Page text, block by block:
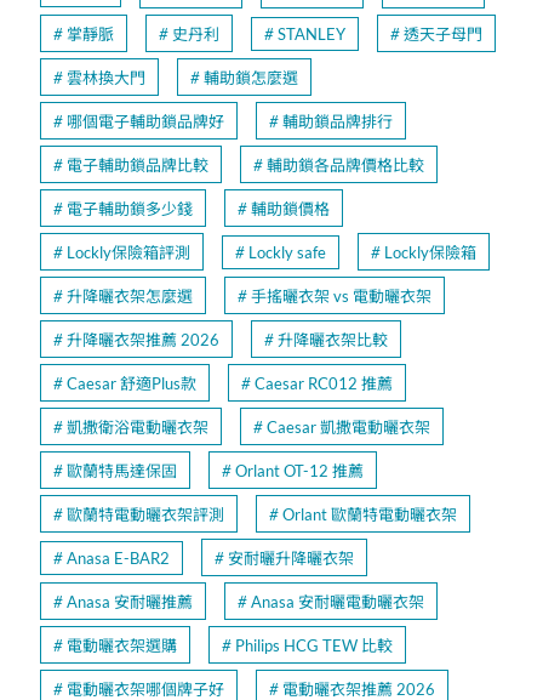
掌靜脈 史丹利 STANLEY 透天子母門
雲林換大門 輔助鎖怎麼選
哪個電子輔助鎖品牌好 輔助鎖品牌排行
電子輔助鎖品牌比較 輔助鎖各品牌價格比較
電子輔助鎖多少錢 輔助鎖價格
Lockly保險箱評測 Lockly safe Lockly保險箱
升降曬衣架怎麼選 手搖曬衣架 vs 電動曬衣架
升降曬衣架推薦 2026 升降曬衣架比較
Caesar 舒適Plus款 Caesar RC012 推薦
凱撒衛浴電動曬衣架 Caesar 凱撒電動曬衣架
歐蘭特馬達保固 Orlant OT-12 推薦
歐蘭特電動曬衣架評測 Orlant 歐蘭特電動曬衣架
Anasa E-BAR2 安耐曬升降曬衣架
Anasa 安耐曬推薦 Anasa 安耐曬電動曬衣架
電動曬衣架選購 Philips HCG TEW 比較
電動曬衣架哪個牌子好 電動曬衣架推薦 2026